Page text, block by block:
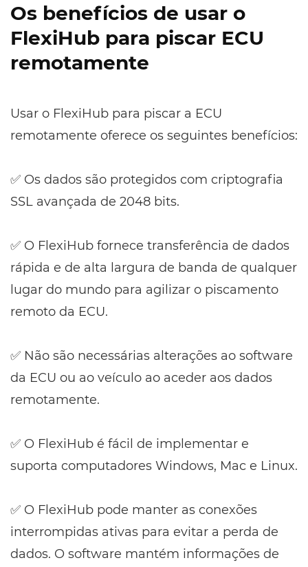
Os benefícios de usar o
FlexiHub para piscar ECU
remotamente
Usar o FlexiHub para piscar a ECU
remotamente oferece os seguintes benefícios:
✅ Os dados são protegidos com criptografia
SSL avançada de 2048 bits.
✅ O FlexiHub fornece transferência de dados
rápida e de alta largura de banda de qualquer
lugar do mundo para agilizar o piscamento
remoto da ECU.
✅ Não são necessárias alterações ao software
da ECU ou ao veículo ao aceder aos dados
remotamente.
✅ O FlexiHub é fácil de implementar e
suporta computadores Windows, Mac e Linux.
✅ O FlexiHub pode manter as conexões
interrompidas ativas para evitar a perda de
dados. O software mantém informações de